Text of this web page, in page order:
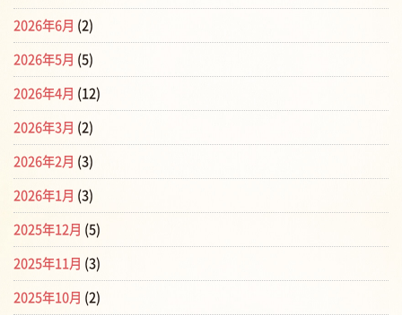
2026年6月 (2)
2026年5月 (5)
2026年4月 (12)
2026年3月 (2)
2026年2月 (3)
2026年1月 (3)
2025年12月 (5)
2025年11月 (3)
2025年10月 (2)